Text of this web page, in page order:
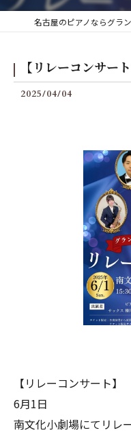
【リレーコンサート
2025/04/04
【リレーコンサート】
6月1日
南文化小劇場にてリレ